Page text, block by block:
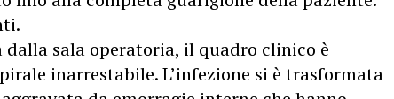
dalla sala operatoria, il quadro clinico è
inarrestabile. L’infezione si è trasformata